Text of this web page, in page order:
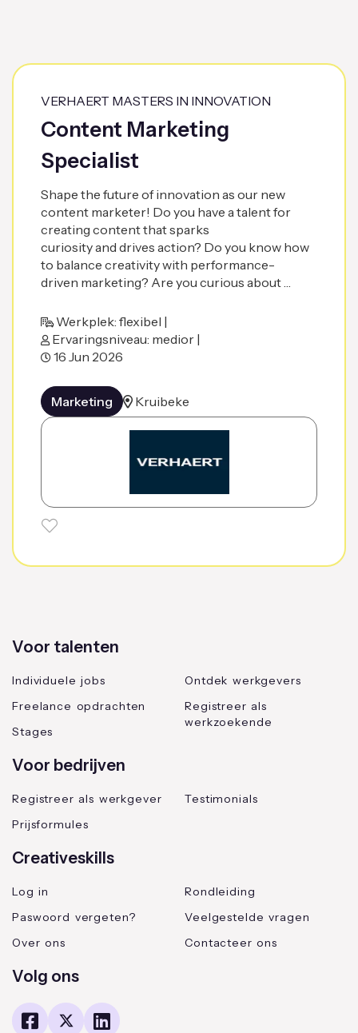
VERHAERT MASTERS IN INNOVATION
Content Marketing
Specialist
Shape the future of innovation as our new
content marketer! Do you have a talent for
creating content that sparks
curiosity and drives action? Do you know how
to balance creativity with performance-
driven marketing? Are you curious about …
Werkplek: flexibel |
Ervaringsniveau: medior |
16 Jun 2026
Marketing Kruibeke
Voor talenten
Individuele jobs
Freelance opdrachten
Stages
Ontdek werkgevers
Registreer als
werkzoekende
Voor bedrijven
Registreer als werkgever
Prijsformules
Testimonials
Creativeskills
Log in
Paswoord vergeten?
Over ons
Rondleiding
Veelgestelde vragen
Contacteer ons
Volg ons